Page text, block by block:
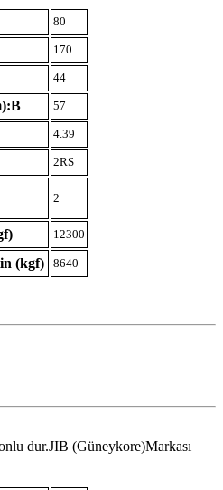
80
170
44
57
4.39
2RS
2
12300
(kgf) 8640
dur.JIB (Güneykore)Markası